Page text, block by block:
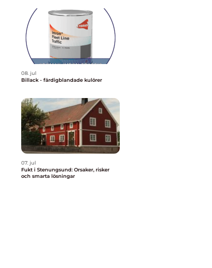
08. jul
Billack - färdigblandade kulörer
07. jul
Fukt i Stenungsund: Orsaker, risker
och smarta lösningar